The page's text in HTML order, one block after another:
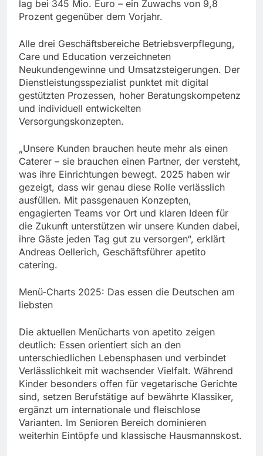
lag bei 345 Mio. Euro – ein Zuwachs von 9,8
Prozent gegenüber dem Vorjahr.
Alle drei Geschäftsbereiche Betriebsverpflegung,
Care und Education verzeichneten
Neukundengewinne und Umsatzsteigerungen. Der
Dienstleistungsspezialist punktet mit digital
gestützten Prozessen, hoher Beratungskompetenz
und individuell entwickelten
Versorgungskonzepten.
„Unsere Kunden brauchen heute mehr als einen
Caterer – sie brauchen einen Partner, der versteht,
was ihre Einrichtungen bewegt. 2025 haben wir
gezeigt, dass wir genau diese Rolle verlässlich
ausfüllen. Mit passgenauen Konzepten,
engagierten Teams vor Ort und klaren Ideen für
die Zukunft unterstützen wir unsere Kunden dabei,
ihre Gäste jeden Tag gut zu versorgen“, erklärt
Andreas Oellerich, Geschäftsführer apetito
catering.
Menü-Charts 2025: Das essen die Deutschen am
liebsten
Die aktuellen Menücharts von apetito zeigen
deutlich: Essen orientiert sich an den
unterschiedlichen Lebensphasen und verbindet
Verlässlichkeit mit wachsender Vielfalt. Während
Kinder besonders offen für vegetarische Gerichte
sind, setzen Berufstätige auf bewährte Klassiker,
ergänzt um internationale und fleischlose
Varianten. Im Senioren Bereich dominieren
weiterhin Eintöpfe und klassische Hausmannskost.